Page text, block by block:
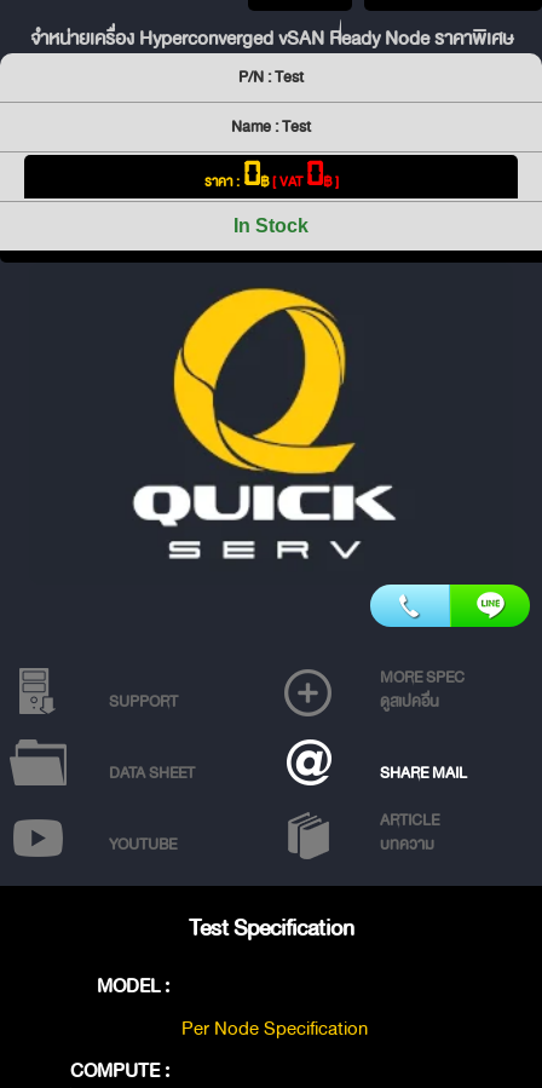
จำหน่ายเครื่อง Hyperconverged vSAN Ready Node ราคาพิเศษ
P/N : Test
Name : Test
ราคา : 0฿[ VAT0฿ ]
In Stock
SUPPORT
MORE SPEC
ดูสเปคอื่น
DATA SHEET SHARE MAIL
YOUTUBE
ARTICLE
บทความ
Test Specification
MODEL :
Per Node Specification
COMPUTE :